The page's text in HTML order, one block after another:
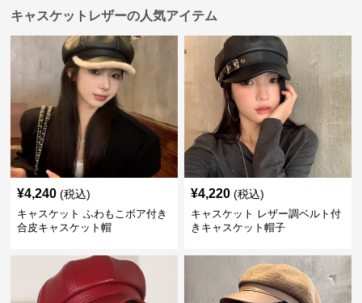
キャスケットレザーの人気アイテム
¥4,240 (税込)
キャスケット ふわもこボア付き
合皮キャスケット帽
¥4,220 (税込)
キャスケット レザー調ベルト付
きキャスケット帽子